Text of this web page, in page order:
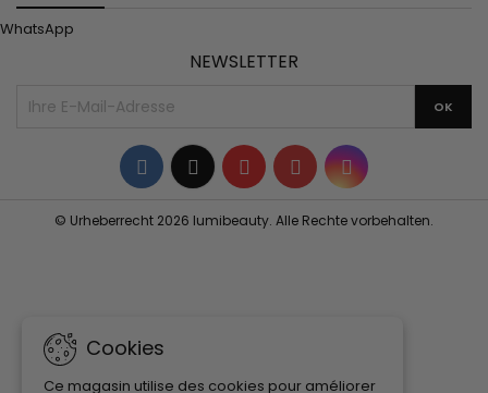
WhatsApp
Cookies
Ce magasin utilise des cookies pour améliorer
NEWSLETTER
Facebook
TwitterYouTubePinterestInstagram
© Urheberrecht 2026 lumibeauty. Alle Rechte vorbehalten.